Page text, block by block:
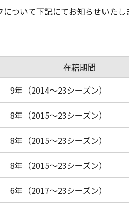
ついて下記にてお知らせいたし
在籍期間
9年（2014〜23シーズン）
8年（2015〜23シーズン）
8年（2015〜23シーズン）
8年（2015〜23シーズン）
6年（2017〜23シーズン）